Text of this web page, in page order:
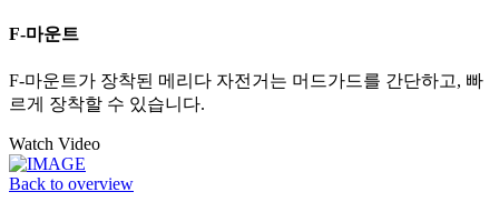
F-마운트
F-마운트가 장착된 메리다 자전거는 머드가드를 간단하고, 빠
르게 장착할 수 있습니다.
Watch Video
Back to overview